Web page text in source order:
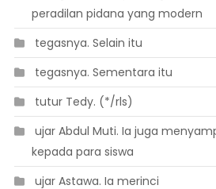
peradilan pidana yang modern
 tegasnya. Selain itu
 tegasnya. Sementara itu
 tutur Tedy. (*/rls)
 ujar Abdul Muti. Ia juga
kepada para siswa
 ujar Astawa. Ia merinci